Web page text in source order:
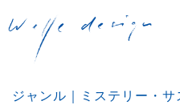
ジャンル｜ミステリー・